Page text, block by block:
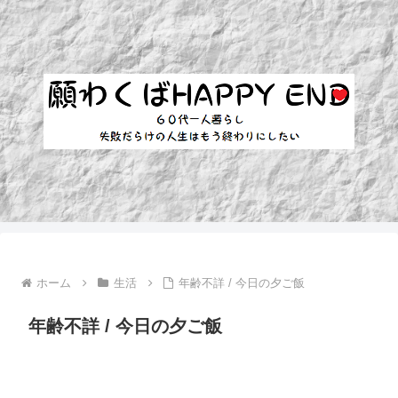
ホーム 生活 年齢不詳 / 今日の夕ご飯
年齢不詳 / 今日の夕ご飯